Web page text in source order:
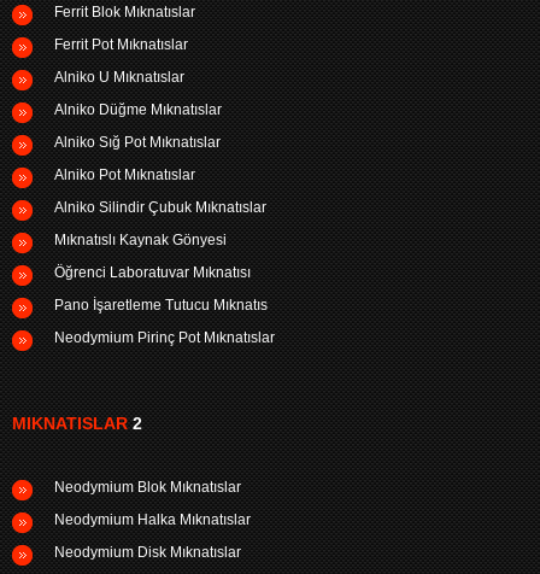
Ferrit Blok Mıknatıslar
Ferrit Pot Mıknatıslar
Alniko U Mıknatıslar
Alniko Düğme Mıknatıslar
Alniko Sığ Pot Mıknatıslar
Alniko Pot Mıknatıslar
Alniko Silindir Çubuk Mıknatıslar
Mıknatıslı Kaynak Gönyesi
Öğrenci Laboratuvar Mıknatısı
Pano İşaretleme Tutucu Mıknatıs
Neodymium Pirinç Pot Mıknatıslar
MIKNATISLAR2
Neodymium Blok Mıknatıslar
Neodymium Halka Mıknatıslar
Neodymium Disk Mıknatıslar